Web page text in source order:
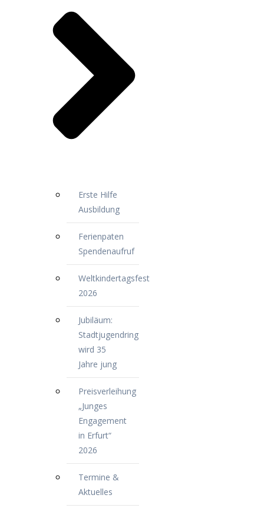
Erste Hilfe
Ausbildung
Ferienpaten
Spendenaufruf
Weltkindertagsfest
2026
Jubiläum:
Stadtjugendring
wird 35
Jahre jung
Preisverleihung
„Junges
Engagement
in Erfurt“
2026
Termine &
Aktuelles